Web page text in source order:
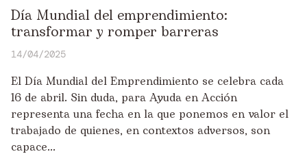
Día Mundial del emprendimiento:
transformar y romper barreras
14/04/2025
El Día Mundial del Emprendimiento se celebra cada
16 de abril. Sin duda, para Ayuda en Acción
representa una fecha en la que ponemos en valor el
trabajado de quienes, en contextos adversos, son
capace...